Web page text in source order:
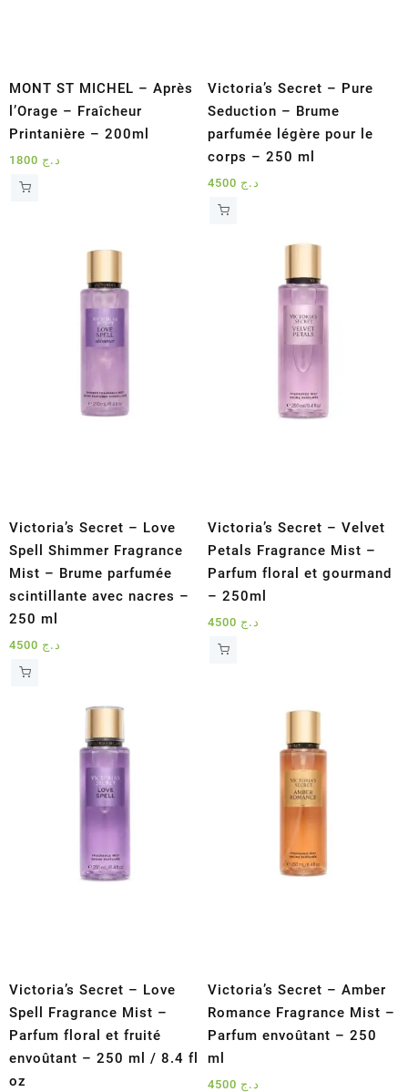
MONT ST MICHEL – Après
l’Orage – Fraîcheur
Printanière – 200ml
د.ج
Victoria’s Secret – Pure
Seduction – Brume
parfumée légère pour le
corps – 250 ml
د.ج
Victoria’s Secret – Love
Spell Shimmer Fragrance
Mist – Brume parfumée
scintillante avec nacres –
250 ml
د.ج
Victoria’s Secret – Velvet
Petals Fragrance Mist –
Parfum floral et gourmand
– 250ml
د.ج
Victoria’s Secret – Love
Spell Fragrance Mist –
Parfum floral et fruité
envoûtant – 250 ml / 8.4 fl
oz
Victoria’s Secret – Amber
Romance Fragrance Mist –
Parfum envoûtant – 250
ml
د.ج